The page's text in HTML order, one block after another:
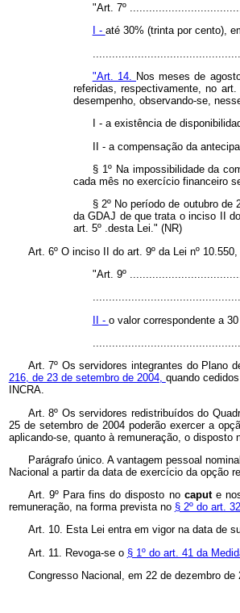
"Art. 7º
I - até 30% (trinta por cento),
"Art. 14.
Nos meses de
referidas, respectivamente, no
desempenho, observando-se,
I - a existência de
II - a compensação da
§ 1º Na impossibilidade da
cada mês no exercício financeiro
§ 2º No período de outubro
da GDAJ de que trata o inciso II do
art. 5º .desta Lei." (NR)
Art. 6º O inciso II do art. 9º da Lei nº
"Art. 9º
II - o valor correspondente a
Art. 7º Os servidores integrantes do Plano
216, de 23 de setembro de 2004, quando
INCRA.
Art. 8º Os servidores redistribuídos do
25 de setembro de 2004 poderão exercer a
aplicando-se, quanto à remuneração, o disposto
Parágrafo único. A vantagem pessoal
Nacional a partir da data de exercício da opção
Art. 9º Para fins do disposto no caput e
remuneração, na forma prevista no § 2º do art.
Art. 10. Esta Lei entra em vigor na data de
Art. 11. Revoga-se o § 1º do art. 41 da
Congresso Nacional, em 22 de dezembro de